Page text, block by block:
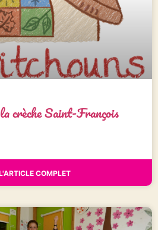
crèche Saint-François
COMPLET